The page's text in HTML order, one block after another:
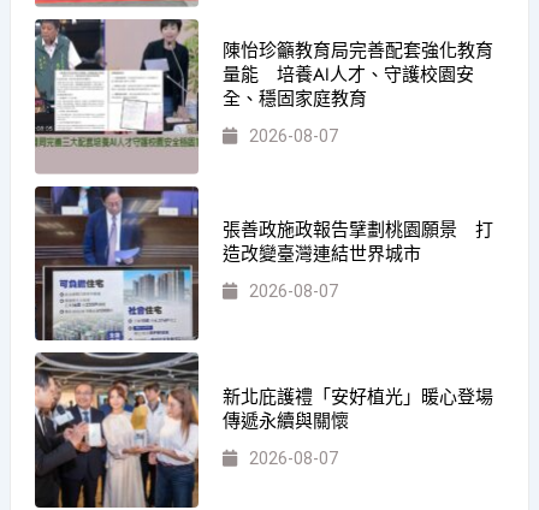
陳怡珍籲教育局完善配套強化教育
量能 培養AI人才、守護校園安
全、穩固家庭教育
2026-08-07
張善政施政報告擘劃桃園願景 打
造改變臺灣連結世界城市
2026-08-07
新北庇護禮「安好植光」暖心登場
傳遞永續與關懷
2026-08-07